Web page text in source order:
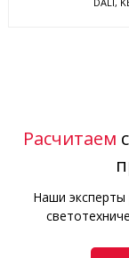
Расчитаем
Наши